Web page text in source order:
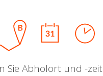
Sie Abholort und -zeit